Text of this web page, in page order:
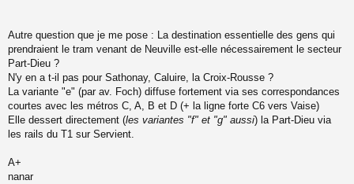
Autre question que je me pose : La destination essentielle des gens qui
prendraient le tram venant de Neuville est-elle nécessairement le secteur
Part-Dieu ?
N'y en a t-il pas pour Sathonay, Caluire, la Croix-Rousse ?
La variante "e" (par av. Foch) diffuse fortement via ses correspondances
courtes avec les métros C, A, B et D (+ la ligne forte C6 vers Vaise)
Elle dessert directement (les variantes "f" et "g" aussi) la Part-Dieu via
les rails du T1 sur Servient.
A+
nanar